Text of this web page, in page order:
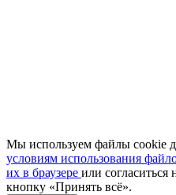
Мы используем файлы cookie
условиям использования
их в браузере или cогласиться
кнопку «Принять всё».